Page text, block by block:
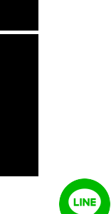
管 熱水